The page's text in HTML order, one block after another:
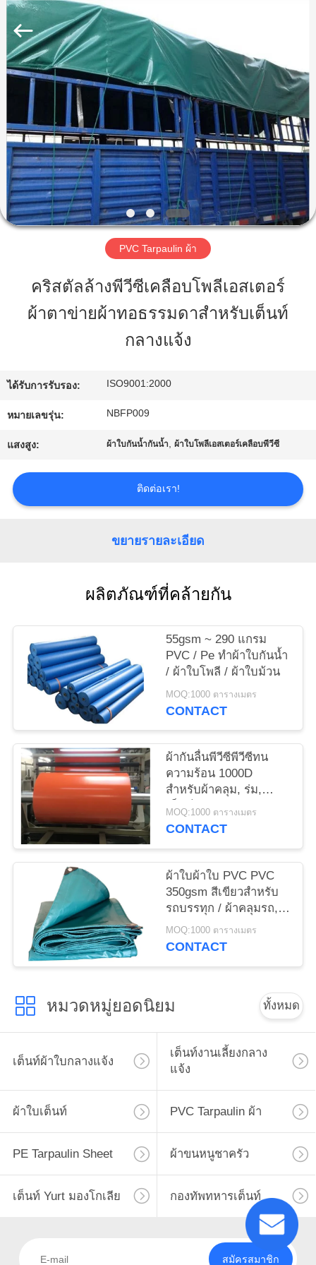
บ้าน
ผลิตภัณฑ์
เกี่ยว
กับ
ทัวร์
ควบคุม
คุณภาพ
ติดต่อ
เรา
PRIVACY
POLICY
Beijing
Enterprise
Management
Services
Co.,LTD.
All
Rights
Reserved.
PVC Tarpaulin ผ้า
คริสตัลล้างพีวีซีเคลือบโพลีเอสเตอร์
ผ้าตาข่ายผ้าทอธรรมดาสำหรับเต็นท์
กลางแจ้ง
ได้รับการรับรอง: ISO9001:2000
หมายเลขรุ่น: NBFP009
แสงสูง: ผ้าใบกันน้ำกันน้ำ,ผ้าใบโพลีเอสเตอร์เคลือบพีวีซี
ติดต่อเรา!
ขยายรายละเอียด
ผลิตภัณฑ์ที่คล้ายกัน
55gsm ~ 290 แกรม
PVC / Pe ทำผ้าใบกันน้ำ
/ ผ้าใบโพลี / ผ้าใบม้วน
MOQ:1000 ตารางเมตร
CONTACT
ผ้ากันลื่นพีวีซีพีวีซีทน
ความร้อน 1000D
สำหรับผ้าคลุม, ร่ม,
เต็นท์
MOQ:1000 ตารางเมตร
CONTACT
ผ้าใบผ้าใบ PVC PVC
350gsm สีเขียวสำหรับ
รถบรรทุก / ผ้าคลุมรถ,
Anti - Oxidation
MOQ:1000 ตารางเมตร
CONTACT
หมวดหมู่ยอดนิยม ทั้งหมด
เต็นท์ผ้าใบกลางแจ้ง
เต็นท์งานเลี้ยงกลาง
แจ้ง
ผ้าใบเต็นท์ PVC Tarpaulin ผ้า
PE Tarpaulin Sheet ผ้าขนหนูชาครัว
เต็นท์ Yurt มองโกเลีย กองทัพทหารเต็นท์
สมัครสมาชิก